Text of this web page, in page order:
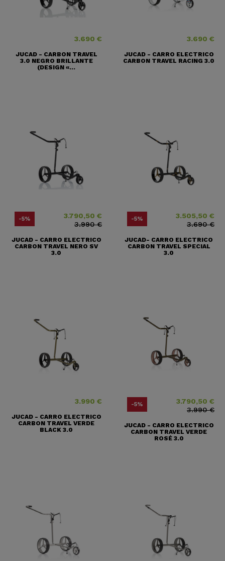
Precio
3.690 €
JUCAD - CARBON TRAVEL
3.0 NEGRO BRILLANTE
(DESIGN «...
Precio
3.690 €
JUCAD - CARRO ELECTRICO
CARBON TRAVEL RACING 3.0
-5% 3.790,50 €
Precio base
3.990 €
JUCAD - CARRO ELECTRICO
CARBON TRAVEL NERO SV
3.0
-5% 3.505,50 €
Precio base
3.690 €
JUCAD- CARRO ELECTRICO
CARBON TRAVEL SPECIAL
3.0
Precio
3.990 €
JUCAD - CARRO ELECTRICO
CARBON TRAVEL VERDE
BLACK 3.0
-5% 3.790,50 €
Precio base
3.990 €
JUCAD - CARRO ELECTRICO
CARBON TRAVEL VERDE
ROSÉ 3.0